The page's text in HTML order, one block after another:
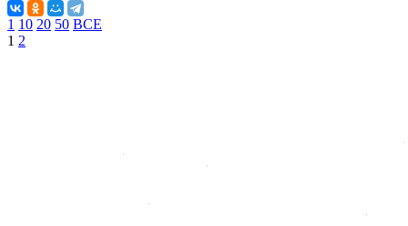
1 10 20 50 ВСЕ
1 2